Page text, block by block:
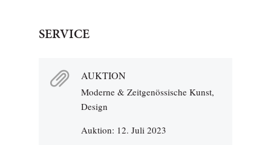
SERVICE
AUKTION
Moderne & Zeitgenössische Kunst,
Design
Auktion: 12. Juli 2023